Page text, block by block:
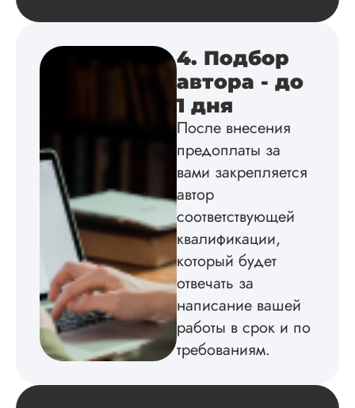
Диссертация
Дата:
Магистерскую
на твердую 5.
Грамотно
структуру, список
литературы,
поставили ссылки
все
литературные
источники.
на одном дыхании.
4. Подбор
автора - до
1 дня
После внесения
предоплаты за
вами закрепляется
автор
соответствующей
квалификации,
который будет
отвечать за
написание вашей
работы в срок и по
требованиям.